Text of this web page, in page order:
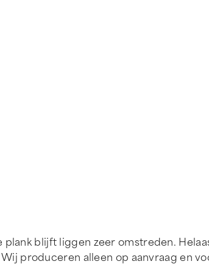
blijft liggen zeer omstreden.
produceren alleen op aanvraag en